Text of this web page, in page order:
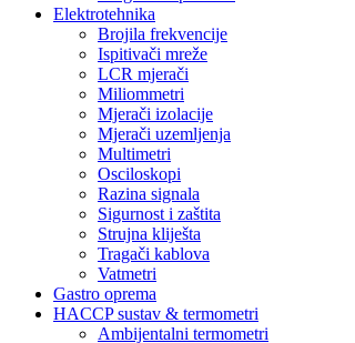
Elektrotehnika
Brojila frekvencije
Ispitivači mreže
LCR mjerači
Miliommetri
Mjerači izolacije
Mjerači uzemljenja
Multimetri
Osciloskopi
Razina signala
Sigurnost i zaštita
Strujna kliješta
Tragači kablova
Vatmetri
Gastro oprema
HACCP sustav & termometri
Ambijentalni termometri